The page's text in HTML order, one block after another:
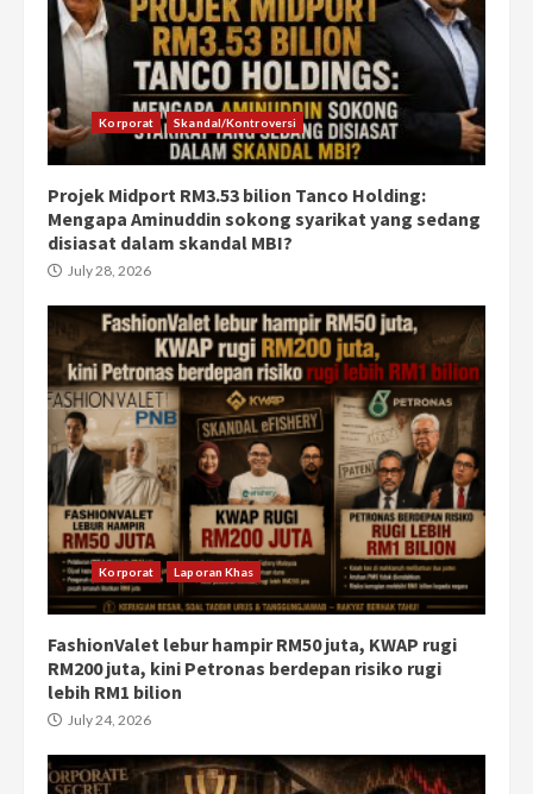
Korporat Skandal/Kontroversi
Projek Midport RM3.53 bilion Tanco Holding:
Mengapa Aminuddin sokong syarikat yang sedang
disiasat dalam skandal MBI?
July 28, 2026
Korporat Laporan Khas
FashionValet lebur hampir RM50 juta, KWAP rugi
RM200 juta, kini Petronas berdepan risiko rugi
lebih RM1 bilion
July 24, 2026